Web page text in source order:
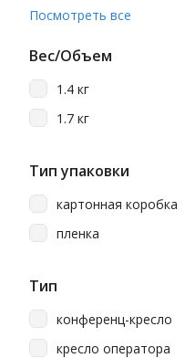
Терра
Трим
коричнево-бежевый
темный орех
Посмотреть все
Вес/Объем
1.4 кг
1.7 кг
Тип упаковки
картонная коробка
пленка
Тип
конференц-кресло
кресло оператора